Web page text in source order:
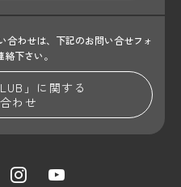
合わせは、 下記のお問い合せフォ
下さい。
」に関する
わせ